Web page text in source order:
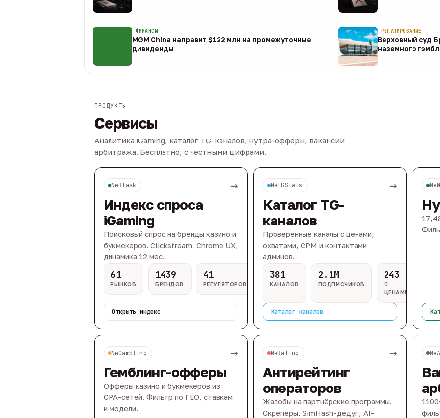
07 авг
ФИНАНСЫ
MGM China направит $122 млн на промежуточные
дивиденды
РЕГУЛИРОВАНИЕ
Верховный суд
наземного
07 авг
ПРОДУКТЫ
Сервисы
Аналитика iGaming, каталог TG-каналов, нутра-офферы, вакансии
арбитража. Бесплатно, с честными цифрами.
NeBlask →
Индекс спроса
iGaming
Поисковый спрос на бренды казино и
букмекеров. Clickstream, Chrome UX,
динамика 12 мес.
61
РЫНКОВ
1439
БРЕНДОВ
41
РЕГУЛЯТОРОВ
Открыть индекс
NeTGStats →
Каталог TG-
каналов
Проверенные каналы с ценами,
охватами, CPM и контактами
админов.
381
КАНАЛОВ
2.1M
ПОДПИСЧИКОВ
243
С
ЦЕНАМИ
Каталог каналов
NeGambling →
Гемблинг-офферы
Офферы казино и букмекеров из
CPA-сетей. Фильтр по ГЕО, ставкам
и модели.
NeRating →
Антирейтинг
операторов
Жалобы на партнёрские программы.
Скреперы, SimHash-дедуп, AI-